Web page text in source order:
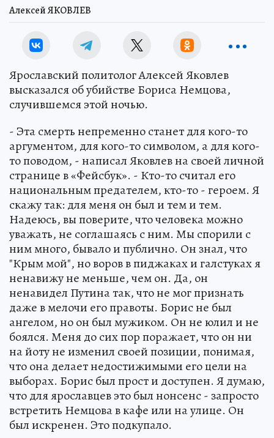
Алексей ЯКОВЛЕВ
Ярославский политолог Алексей Яковлев
высказался об убийстве Бориса Немцова,
случившемся этой ночью.
- Эта смерть непременно станет для кого-то
аргументом, для кого-то символом, а для кого-
то поводом, - написал Яковлев на своей личной
странице в «Фейсбук». - Кто-то считал его
национальным предателем, кто-то - героем. Я
скажу так: для меня он был и тем и тем.
Надеюсь, вы поверите, что человека можно
уважать, не соглашаясь с ним. Мы спорили с
ним много, бывало и публично. Он знал, что
"Крым мой", но воров в пиджаках и галстуках я
ненавижу не меньше, чем он. Да, он
ненавидел Путина так, что не мог признать
даже в мелочи его правоты. Борис не был
ангелом, но он был мужиком. Он не юлил и не
боялся. Меня до сих пор поражает, что он ни
на йоту не изменил своей позиции, понимая,
что она делает недостижимыми его цели на
выборах. Борис был прост и доступен. Я думаю,
что для ярославцев это был нонсенс - запросто
встретить Немцова в кафе или на улице. Он
был искренен. Это подкупало.